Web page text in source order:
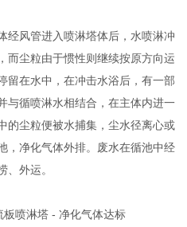
经风管进入喷淋塔体后，水喷淋冲
而尘粒由于惯性则继续按原方向运
留在水中，在冲击水浴后，有一部
与循喷淋水相结合，在主体内进一
的尘粒便被水捕集，尘水径离心或
，净化气体外排。废水在循池中经
、外运。
喷淋塔 - 净化气体达标